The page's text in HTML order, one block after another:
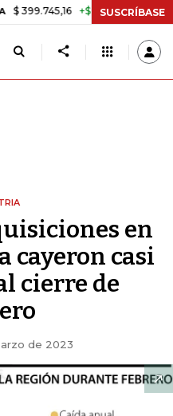
+$ 2.295,71 +0,58%
SUSCRÍBASE
en
cayeron casi
cierre de
de 2023